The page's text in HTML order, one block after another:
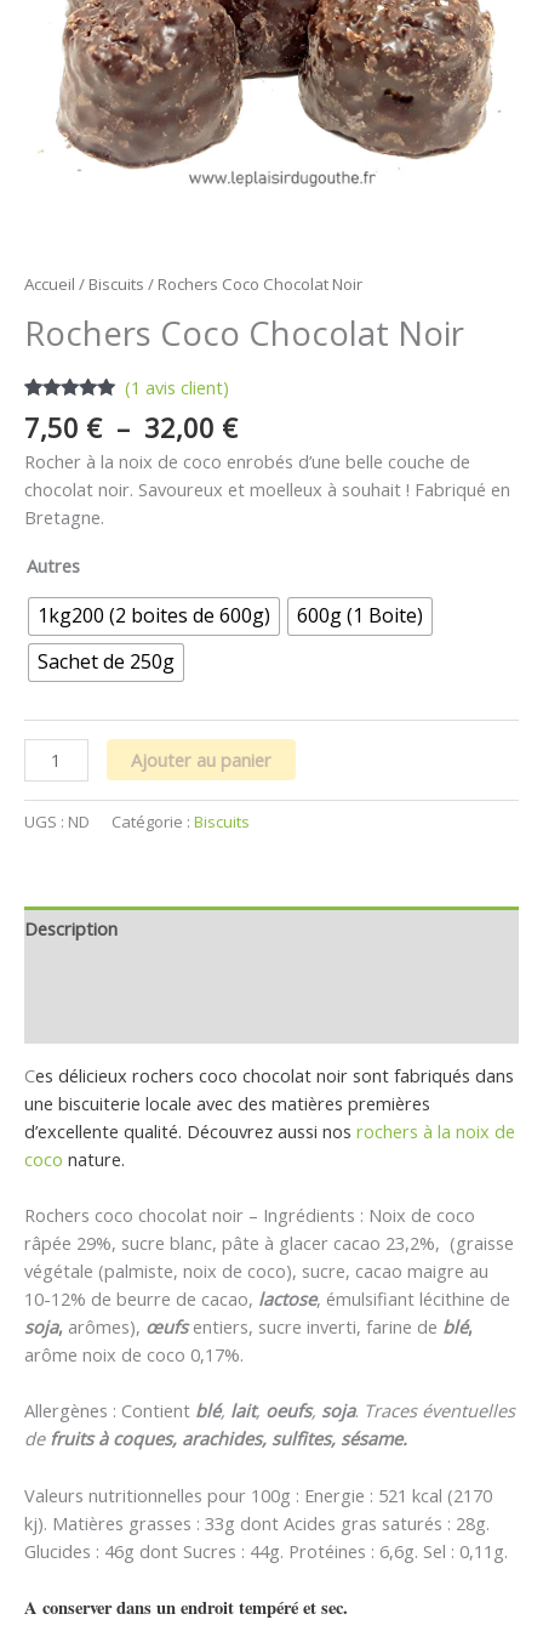
Accueil / Biscuits / Rochers Coco Chocolat Noir
Rochers Coco Chocolat Noir
Noté 5.00
sur 5
basé sur
1
notation
client
(1 avis client)
7,50 € – 32,00 €
Rocher à la noix de coco enrobés d’une belle couche de
chocolat noir. Savoureux et moelleux à souhait ! Fabriqué en
Bretagne.
Autres
1kg200 (2 boites de 600g)
600g (1 Boite)
Sachet de 250g
Ajouter au panier
UGS : ND Catégorie : Biscuits
Description
Ces délicieux rochers coco chocolat noir sont fabriqués dans
une biscuiterie locale avec des matières premières
d’excellente qualité. Découvrez aussi nos rochers à la noix de
coco nature.
Rochers coco chocolat noir – Ingrédients : Noix de coco
râpée 29%, sucre blanc, pâte à glacer cacao 23,2%, (graisse
végétale (palmiste, noix de coco), sucre, cacao maigre au
10-12% de beurre de cacao, lactose, émulsifiant lécithine de
soja, arômes), œufsentiers, sucre inverti, farine de blé,
arôme noix de coco 0,17%.
Allergènes : Contient blé, lait, oeufs, soja. Traces éventuelles
de fruits à coques, arachides, sulfites, sésame.
Valeurs nutritionnelles pour 100g : Energie : 521 kcal (2170
kj). Matières grasses : 33g dont Acides gras saturés : 28g.
Glucides : 46g dont Sucres : 44g. Protéines : 6,6g. Sel : 0,11g.
A conserver dans un endroit tempéré et sec.